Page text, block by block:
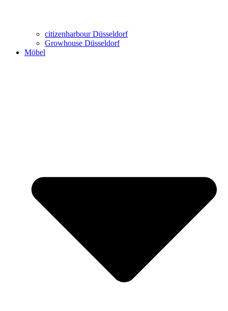
citizenharbour Düsseldorf
Growhouse Düsseldorf
Möbel